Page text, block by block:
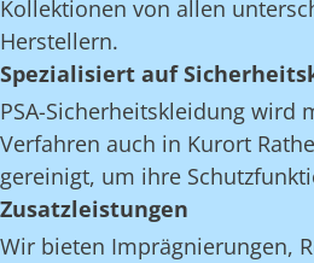
Kollektionen von allen
Herstellern.
Spezialisiert auf
PSA-Sicherheitskleidung wird
Verfahren auch in Kurort
gereinigt, um ihre
Zusatzleistungen
Wir bieten Imprägnierungen,